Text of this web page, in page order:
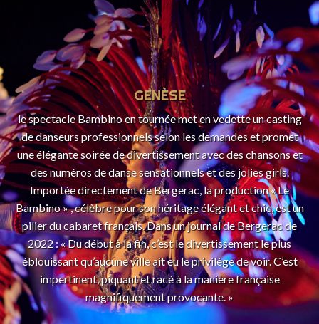
GENÈSE
le spectacle Bambino en tournée met en vedette un casting
de danseurs professionnels selon les demandes et promet
une élégante soirée de divertissement avec des chansons et
des numéros de danse sensationnels et des jolies girls.
Importée directement de Bergerac, la production « Le
Bambino » , célèbre pour son héritage élégant et chic, est un
pilier du cabaret français. Dans un journal de Bergerac de
2022 : « Du début à la fin, c’est le divertissement le plus
éblouissant qu’aucune ville ait eu le privilège de voir. C’est
impertinent, piquant et racé à la manière française
magnifiquement provocante. »